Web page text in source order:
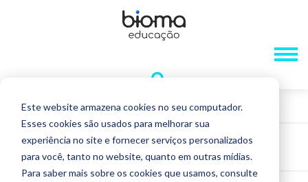
Este website armazena cookies no seu computador.
Esses cookies são usados ​​para melhorar sua
experiência no site e fornecer serviços personalizados
para você, tanto no website, quanto em outras mídias.
Para saber mais sobre os cookies que usamos, consulte
FATO RELEVANTE